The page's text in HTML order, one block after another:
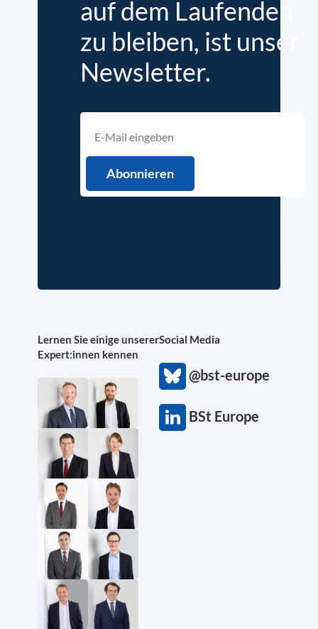
auf dem Laufenden
zu bleiben, ist unser
Newsletter.
Lernen Sie einige unserer
Expert:innen kennen
Social Media
@bst-europe
BSt Europe